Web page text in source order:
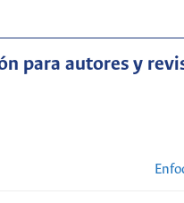
para autores y